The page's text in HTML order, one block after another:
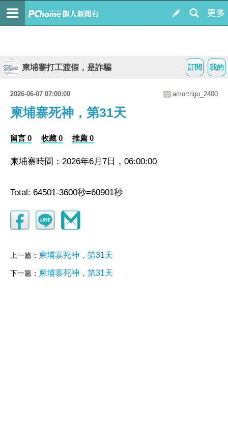
我的
訂閱
柬埔寨打工渡假，是詐騙
2026-06-07 07:00:00 amortrigo_2400
柬埔寨死神，第31天
留言 0 收藏 0 推薦 0
柬埔寨時間：2026年6月7日，06:00:00
Total: 64501-3600秒=60901秒
上一篇： 柬埔寨死神，第31天
下一篇： 柬埔寨死神，第31天